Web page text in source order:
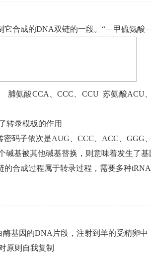
它合成的DNA双链的一段。“—甲硫氨
脯氨酸CCA、CCC、CCU 苏氨酸
转录模板的作用
密码子依次是AUG、CCC、ACC、GGG
碱基被其他碱基替换，则意味着发生了基
的合成过程属于转录过程，需要多种
基因的DNA片段，注射到羊的受精卵
原则自我复制